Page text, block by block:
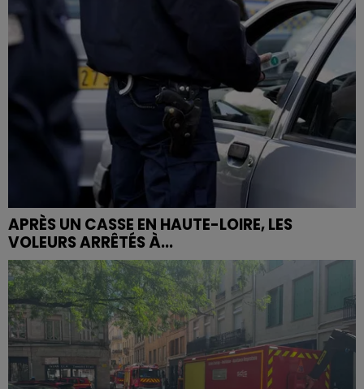
APRÈS UN CASSE EN HAUTE-LOIRE, LES
VOLEURS ARRÊTÉS À...